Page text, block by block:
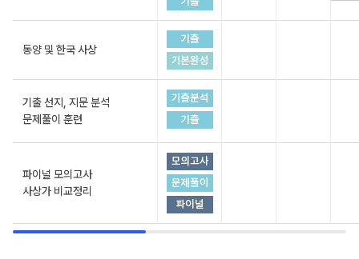
동양 및 한국 사상
기출 선지, 지문 분석
문제풀이 훈련
파이널 모의고사
사상가 비교정리